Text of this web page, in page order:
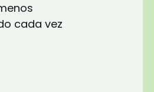
cada vez